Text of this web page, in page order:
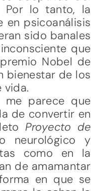
Por lo tanto, la
en psicoanálisis
sido banales
que
Nobel de
bienestar de los
vida.
parece que
de convertir en
Proyecto de
neurológico y
como en la
de amamantar
en que se